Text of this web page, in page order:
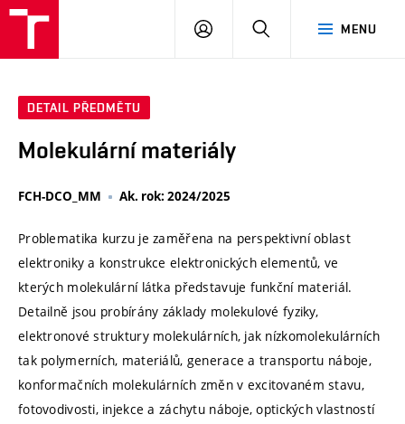
MENU
PŘIHLÁSIT
DETAIL PŘEDMĚTU
Molekulární materiály
FCH-DCO_MM Ak. rok: 2024/2025
Problematika kurzu je zaměřena na perspektivní oblast
elektroniky a konstrukce elektronických elementů, ve
kterých molekulární látka představuje funkční materiál.
Detailně jsou probírány základy molekulové fyziky,
elektronové struktury molekulárních, jak nízkomolekulárních
tak polymerních, materiálů, generace a transportu náboje,
konformačních molekulárních změn v excitovaném stavu,
fotovodivosti, injekce a záchytu náboje, optických vlastností